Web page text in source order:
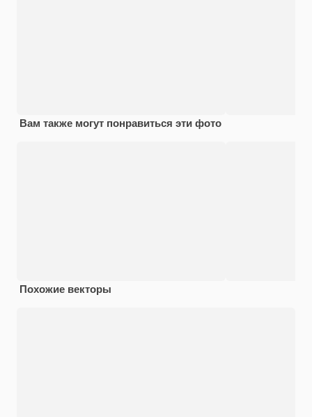
Вам также могут понравиться эти фото
Похожие векторы